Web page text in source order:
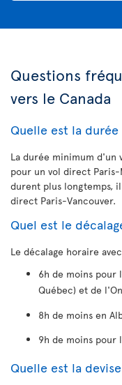
Questions
vers le Canada
Quelle est la
La durée minimum d'un
pour un vol direct Paris-
durent plus longtemps,
direct Paris-Vancouver.
Quel est le
Le décalage horaire
6h de moins pour
Québec) et de
8h de moins en
9h de moins pour
Quelle est la